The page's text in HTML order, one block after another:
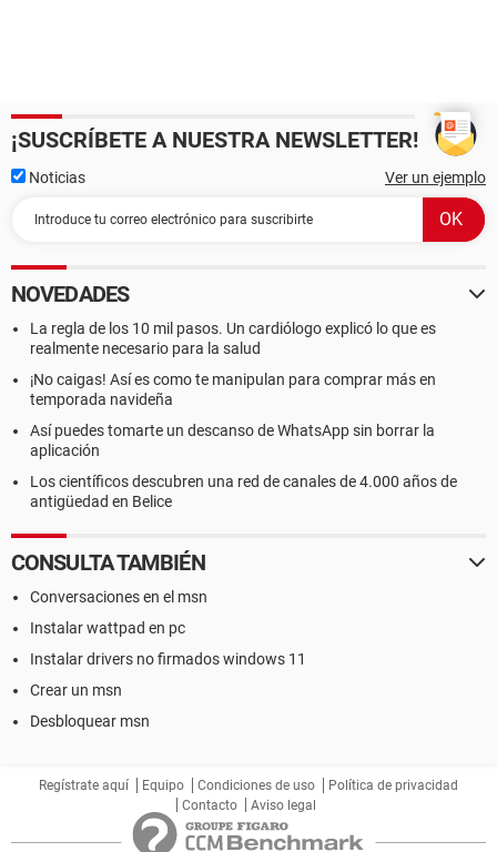
¡SUSCRÍBETE A NUESTRA NEWSLETTER!
Noticias Ver un ejemplo
NOVEDADES
La regla de los 10 mil pasos. Un cardiólogo explicó lo que es
realmente necesario para la salud
¡No caigas! Así es como te manipulan para comprar más en
temporada navideña
Así puedes tomarte un descanso de WhatsApp sin borrar la
aplicación
Los científicos descubren una red de canales de 4.000 años de
antigüedad en Belice
CONSULTA TAMBIÉN
Conversaciones en el msn
Instalar wattpad en pc
Instalar drivers no firmados windows 11
Crear un msn
Desbloquear msn
Regístrate aquí Equipo Condiciones de uso
Política de privacidad
Contacto
Aviso legal